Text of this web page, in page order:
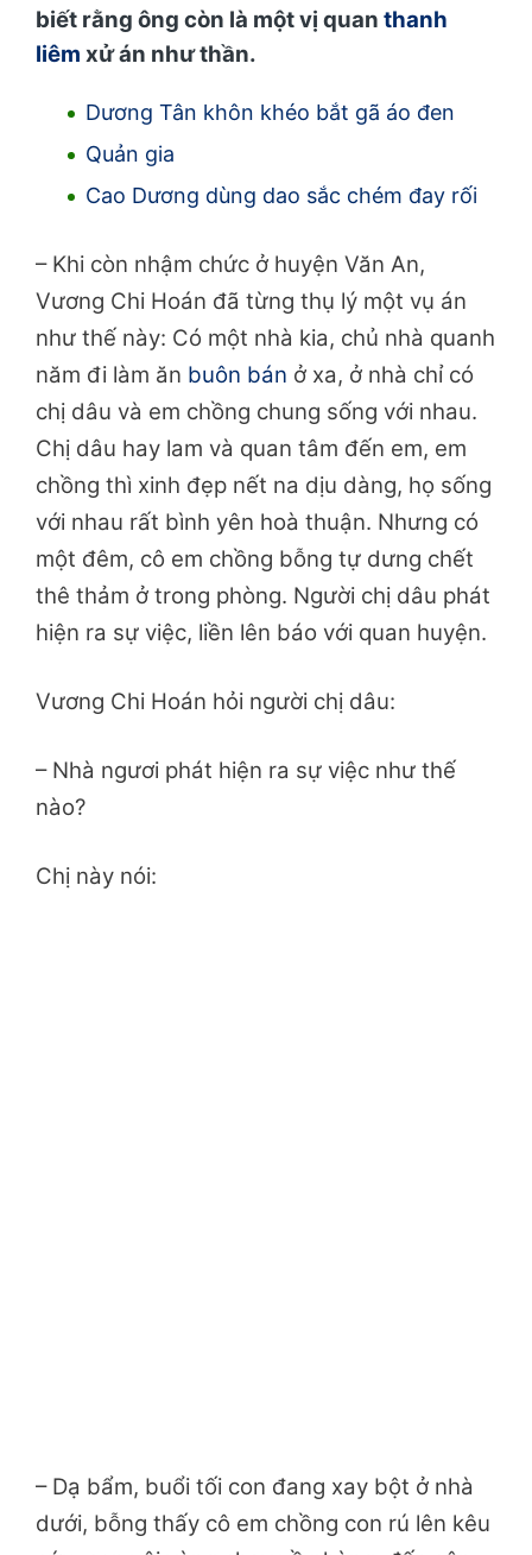
biết rằng ông còn là một vị quan thanh
liêm xử án như thần.
Dương Tân khôn khéo bắt gã áo đen
Quản gia
Cao Dương dùng dao sắc chém đay rối
– Khi còn nhậm chức ở huyện Văn An,
Vương Chi Hoán đã từng thụ lý một vụ án
như thế này: Có một nhà kia, chủ nhà quanh
năm đi làm ăn buôn bán ở xa, ở nhà chỉ có
chị dâu và em chồng chung sống với nhau.
Chị dâu hay lam và quan tâm đến em, em
chồng thì xinh đẹp nết na dịu dàng, họ sống
với nhau rất bình yên hoà thuận. Nhưng có
một đêm, cô em chồng bỗng tự dưng chết
thê thảm ở trong phòng. Người chị dâu phát
hiện ra sự việc, liền lên báo với quan huyện.
Vương Chi Hoán hỏi người chị dâu:
– Nhà ngươi phát hiện ra sự việc như thế
nào?
Chị này nói:
– Dạ bẩm, buổi tối con đang xay bột ở nhà
dưới, bỗng thấy cô em chồng con rú lên kêu